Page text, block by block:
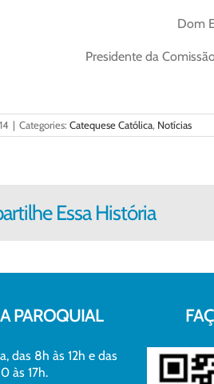
Dom
Presidente da
| Categories: Catequese Católica, Notícias
Essa História
PAROQUIAL
das 8h às 12h e das
às 17h.